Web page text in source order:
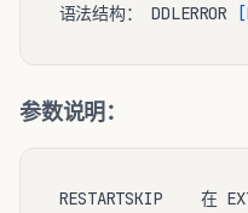
语法结构： DDLERROR
参数说明：
RESTARTSKIP    在